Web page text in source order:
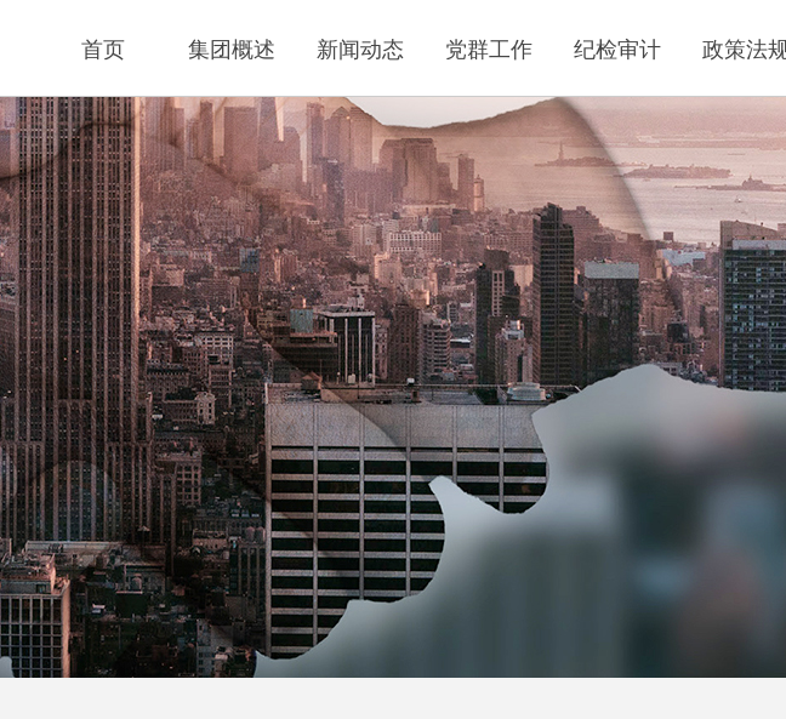
首页 集团概述 新闻动态 党群工作 纪检审计 政策法